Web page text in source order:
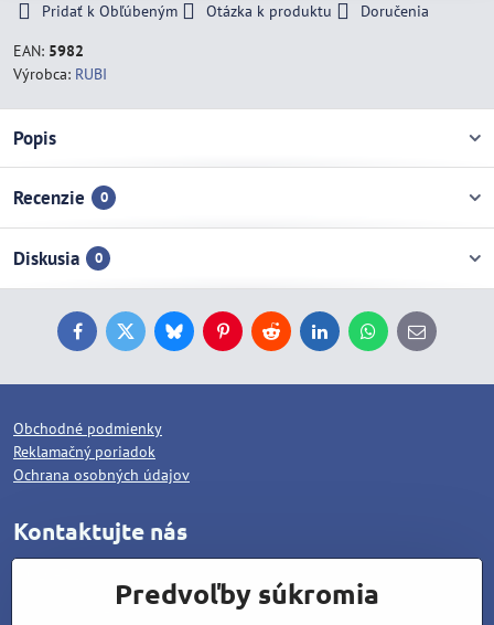
Pridať k Obľúbeným Otázka k produktu
Doručenia
EAN: 5982
Výrobca: RUBI
Popis
Recenzie 0
Diskusia 0
FacebookTwitterBlueskyPinterestReddit LinkedInWhatsApp
E-
mail
Obchodné podmienky
Reklamačný poriadok
Ochrana osobných údajov
Kontaktujte nás
Pod dráhami 1378/25Predvoľby súkromia